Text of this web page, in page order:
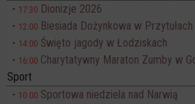
17:30 Dionizje 2026
12:00 Biesiada Dożynkowa w
14:00 Święto jagody w Łodziskach
16:00 Charytatywny Maraton Zumby w
Sport
10:00 Sportowa niedziela nad Narwią